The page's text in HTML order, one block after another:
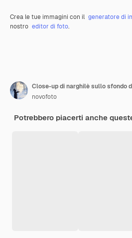
Crea le tue immagini con il generatore di
nostro editor di foto.
Close-up di narghilè sullo sfondo
novofoto
Potrebbero piacerti anche